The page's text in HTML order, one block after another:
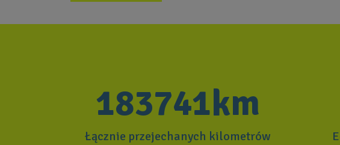
183741km
Łącznie przejechanych kilometrów